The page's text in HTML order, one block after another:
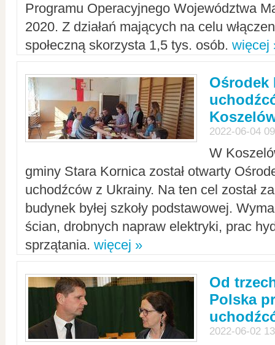
Programu Operacyjnego Województwa
2020. Z działań mających na celu
społeczną skorzysta 1,5 tys. osób. więcej
Ośrodek
2022-06-04
W
gminy Stara Kornica został otwarty
uchodźców z Ukrainy. Na ten cel został
budynek byłej szkoły podstawowej.
ścian, drobnych napraw elektryki, prac
sprzątania. więcej »
Od
Polska
2022-06-02